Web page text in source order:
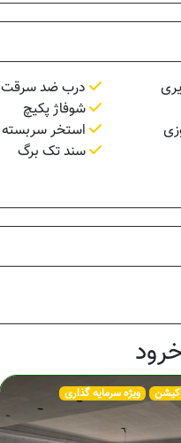
درب ضد سرقت
شوفاژ پکیچ
استخر سربسته
سند تک برگ
ویژه سرمایه گذاری